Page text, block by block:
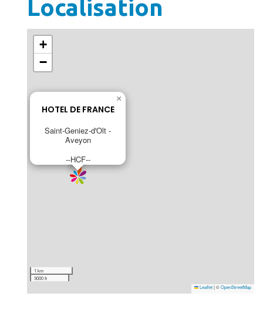
Localisation
HOTEL DE FRANCE
Saint-Geniez-d'Olt -
Aveyon
--HCF--
×
+
−
1 km
3000 ft
Leaflet|©OpenStreetMap